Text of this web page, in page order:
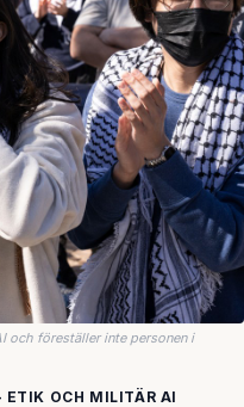
och föreställer inte personen i
ETIK OCH MILITÄR AI